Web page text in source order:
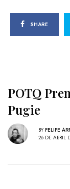
SHARE
POTQ
Pugie
BY FELIPE
26 DE ABRIL